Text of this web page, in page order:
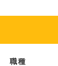
職種